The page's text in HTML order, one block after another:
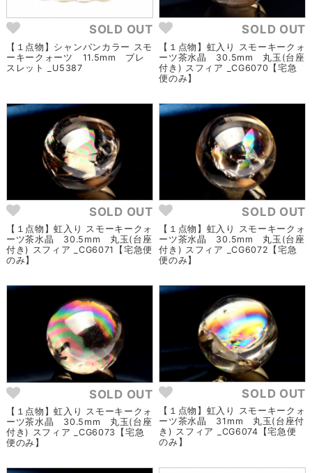
SOLD OUT
【１点物】シャンパンカラー スモ
ーキークォーツ 11.5mm ブレ
スレット _U5387
SOLD OUT
【１点物】虹入り スモーキークォ
ーツ茶水晶 30.5mm 丸玉(台座
付き) スフィア _CG6070【宅急
便のみ】
SOLD OUT
【１点物】虹入り スモーキークォ
ーツ茶水晶 30.5mm 丸玉(台座
付き) スフィア _CG6071【宅急便
のみ】
SOLD OUT
【１点物】虹入り スモーキークォ
ーツ茶水晶 30.5mm 丸玉(台座
付き) スフィア _CG6072【宅急
便のみ】
SOLD OUT
【１点物】虹入り スモーキークォ
ーツ茶水晶 30.5mm 丸玉(台座
付き) スフィア _CG6073【宅急
便のみ】
SOLD OUT
【１点物】虹入り スモーキークォ
ーツ茶水晶 31mm 丸玉(台座付
き) スフィア _CG6074【宅急便
のみ】